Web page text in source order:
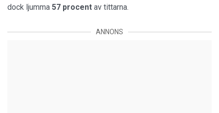
dock ljumma 57 procent av tittarna.
ANNONS